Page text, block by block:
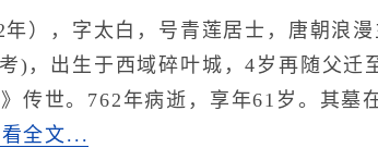
，字太白，号青莲居士，唐朝浪漫
)，出生于西域碎叶城，4岁再随父迁
传世。762年病逝，享年61岁。其墓
全文...
析